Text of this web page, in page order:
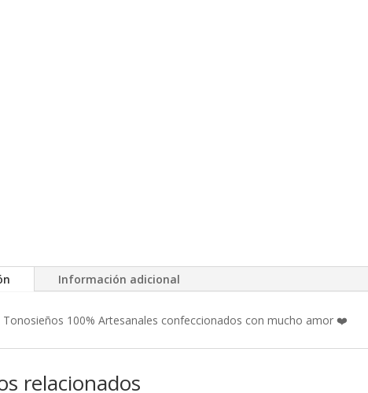
Información adicional
100% Artesanales confeccionados con mucho amor ❤️
relacionados